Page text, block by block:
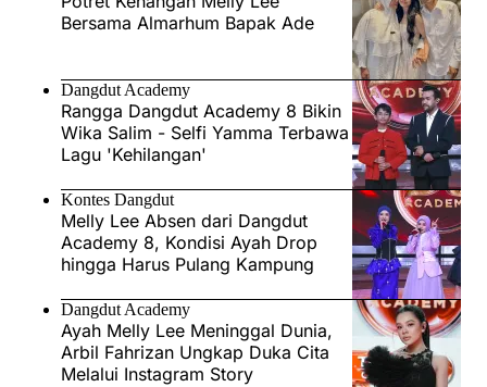
Bersama Almarhum Bapak Ade
Dangdut Academy
Rangga Dangdut Academy 8 Bikin
Wika Salim - Selfi Yamma Terbawa
Lagu 'Kehilangan'
Kontes Dangdut
Melly Lee Absen dari Dangdut
Academy 8, Kondisi Ayah Drop
hingga Harus Pulang Kampung
Dangdut Academy
Ayah Melly Lee Meninggal Dunia,
Arbil Fahrizan Ungkap Duka Cita
Melalui Instagram Story